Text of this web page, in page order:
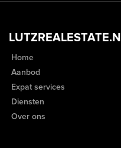
Home
Aanbod
Expat services
Diensten
Over ons